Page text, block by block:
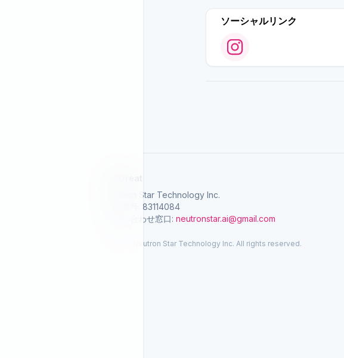
ソーシャルリンク
Neutron Star Technology Inc.
統一番号: 83114084
お問い合わせ窓口: neutronstar.ai@gmail.com
© 2026 Neutron Star Technology Inc. All rights reserved.